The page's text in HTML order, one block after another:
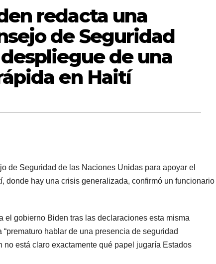
redacta una
de Seguridad
de una
en Haití
de Seguridad de las Naciones Unidas para apoyar el
donde hay una crisis generalizada, confirmó un funcionario
el gobierno Biden tras las declaraciones esta misma
hablar de una presencia de seguridad
está claro exactamente qué papel jugaría Estados